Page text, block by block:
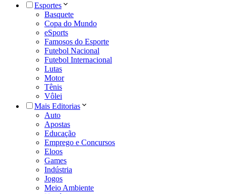
Esportes
Basquete
Copa do Mundo
eSports
Famosos do Esporte
Futebol Nacional
Futebol Internacional
Lutas
Motor
Tênis
Vôlei
Mais Editorias
Auto
Apostas
Educação
Emprego e Concursos
Eloos
Games
Indústria
Jogos
Meio Ambiente